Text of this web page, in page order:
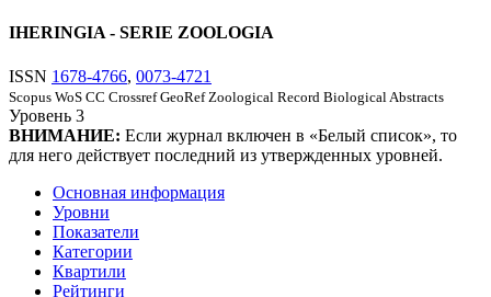
IHERINGIA - SERIE ZOOLOGIA
ISSN 1678-4766, 0073-4721
Scopus WoS CC Crossref GeoRef Zoological Record Biological Abstracts
Уровень 3
ВНИМАНИЕ: Если журнал включен в «Белый список», то
для него действует последний из утвержденных уровней.
Основная информация
Уровни
Показатели
Категории
Квартили
Рейтинги